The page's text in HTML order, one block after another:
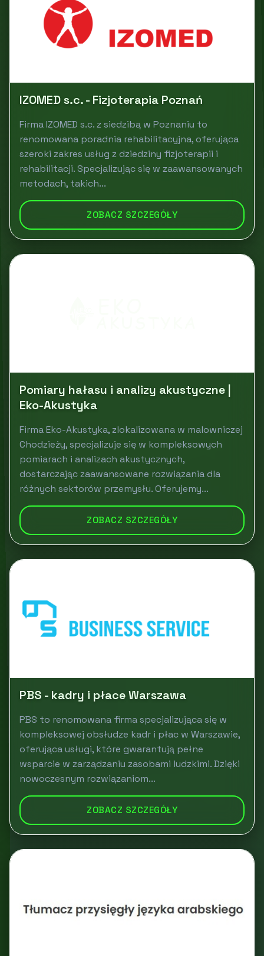
IZOMED s.c. - Fizjoterapia Poznań
Firma IZOMED s.c. z siedzibą w Poznaniu to
renomowana poradnia rehabilitacyjna, oferująca
szeroki zakres usług z dziedziny fizjoterapii i
rehabilitacji. Specjalizując się w zaawansowanych
metodach, takich...
ZOBACZ SZCZEGÓŁY
Pomiary hałasu i analizy akustyczne |
Eko-Akustyka
Firma Eko-Akustyka, zlokalizowana w malowniczej
Chodzieży, specjalizuje się w kompleksowych
pomiarach i analizach akustycznych,
dostarczając zaawansowane rozwiązania dla
różnych sektorów przemysłu. Oferujemy...
ZOBACZ SZCZEGÓŁY
PBS - kadry i płace Warszawa
PBS to renomowana firma specjalizująca się w
kompleksowej obsłudze kadr i płac w Warszawie,
oferująca usługi, które gwarantują pełne
wsparcie w zarządzaniu zasobami ludzkimi. Dzięki
nowoczesnym rozwiązaniom...
ZOBACZ SZCZEGÓŁY